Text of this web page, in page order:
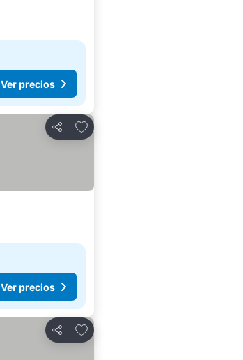
Ver precios
Compartir
Agregar a favoritos
Ver precios
Compartir
Agregar a favoritos